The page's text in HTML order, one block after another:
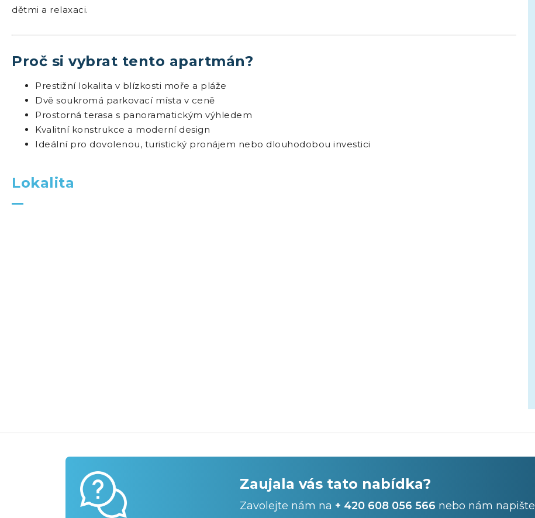
dětmi a relaxaci.
Proč si vybrat tento apartmán?
Prestižní lokalita v blízkosti moře a pláže
Dvě soukromá parkovací místa v ceně
Prostorná terasa s panoramatickým výhledem
Kvalitní konstrukce a moderní design
Ideální pro dovolenou, turistický pronájem nebo dlouhodobou investici
Lokalita
Zaujala vás tato nabídka?
Zavolejte nám na + 420 608 056 566 nebo nám napište